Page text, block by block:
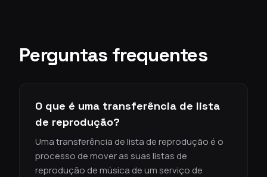
Perguntas frequentes
O que é uma transferência de lista
de reprodução?
Uma transferência de lista de reprodução é o
processo de mover as suas listas de
reprodução de música de um serviço de